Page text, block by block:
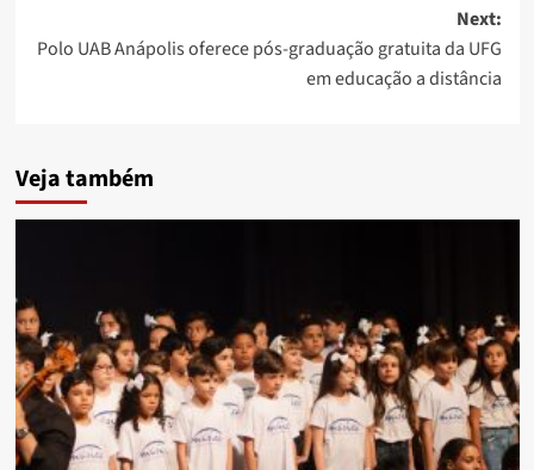
Next:
Polo UAB Anápolis oferece pós-graduação gratuita da UFG
em educação a distância
Veja também